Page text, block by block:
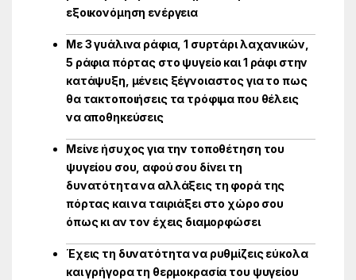
εξοικονόμηση ενέργεια
Με 3 γυάλινα ράφια, 1 συρτάρι λαχανικών,
5 ράφια πόρτας στο ψυγείο και 1 ράφι στην
κατάψυξη, μένεις ξέγνοιαστος για το πως
θα τακτοποιήσεις τα τρόφιμα που θέλεις
να αποθηκεύσεις
Μείνε ήσυχος για την τοποθέτηση του
ψυγείου σου, αφού σου δίνει τη
δυνατότητα να αλλάξεις τη φορά της
πόρτας και να ταιριάξει στο χώρο σου
όπως κι αν τον έχεις διαμορφώσει
Έχεις τη δυνατότητα να ρυθμίζεις εύκολα
και γρήγορα τη θερμοκρασία του ψυγείου